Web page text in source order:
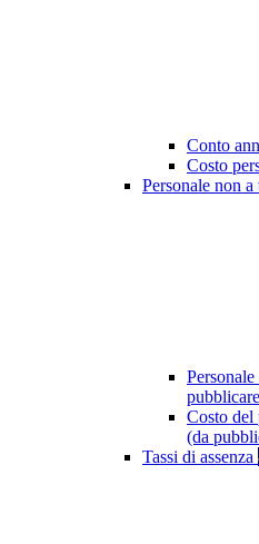
Conto
Costo
Personale non
Costo del
(da
Tassi di assenza